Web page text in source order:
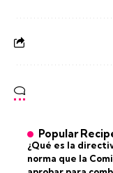
Popular
¿Qué es la
norma que la